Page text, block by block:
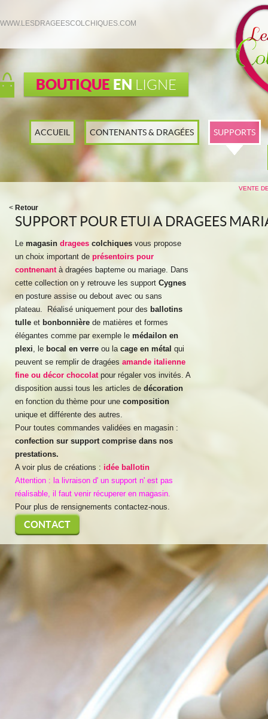
WWW.LESDRAGEESCOLCHIQUES.COM
BOUTIQUE EN LIGNE
ACCUEIL CONTENANTS & DRAGÉES SUPPORTS
VENTE
< Retour
SUPPORT POUR ETUI A DRAGEES
Le magasin dragees colchiques vous propose
un choix important de présentoirs pour
contnenant à dragées bapteme ou mariage. Dans
cette collection on y retrouve les support Cygnes
en posture assise ou debout avec ou sans
plateau. Réalisé uniquement pour des ballotins
tulle etbonbonnière de matières et formes
élégantes comme par exemple le médailon en
plexi, lebocal en verreou lacage en métal qui
peuvent se remplir de dragées amande italienne
fine ou décor chocolat pour régaler vos invités. A
disposition aussi tous les articles de décoration
en fonction du thème pour une composition
unique et différente des autres.
Pour toutes commandes validées en magasin :
confection sur support comprise dans nos
prestations.
A voir plus de créations : idée ballotin
Attention : la livraison d' un support n' est pas
réalisable, il faut venir récuperer en magasin.
Pour plus de rensignements contactez-nous.
CONTACT